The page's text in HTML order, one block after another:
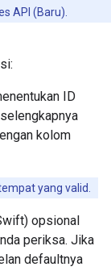
API (Baru).
ID
kolom
yang valid.
opsional
periksa. Jika
defaultnya